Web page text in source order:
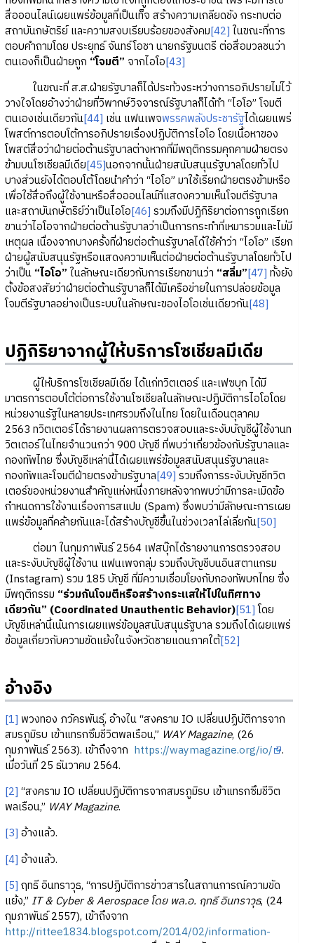
สื่อออนไลน์เผยแพร่ข้อมูลที่เป็นเท็จ สร้างความเกลียดชัง กระทบต่อ
สถาบันกษัตริย์ และความสงบเรียบร้อยของสังคม[42] ในขณะที่การ
ตอบคำถามโดย ประยุทธ์ จันทร์โอชา นายกรัฐมนตรี ต่อสื่อมวลชนว่า
ตนเองก็เป็นฝ่ายถูก “โจมตี” จากไอโอ[43]
ในขณะที่ ส.ส.ฝ่ายรัฐบาลก็ได้ประท้วงระหว่างการอภิปรายไม่ไว้
วางใจโดยอ้างว่าฝ่ายที่วิพากษ์วิจจารณ์รัฐบาลก็ได้ทำ “ไอโอ” โจมตี
ตนเองเช่นเดียวกัน[44] เช่น แฟนเพจพรรคพลังประชารัฐได้เผยแพร่
โพสต์การตอบโต้การอภิปรายเรื่องปฏิบัติการไอโอ โดยเนื้อหาของ
โพสต์สื่อว่าฝ่ายต่อต้านรัฐบาลต่างหากที่มีพฤติกรรมคุกคามฝ่ายตรง
ข้ามบนโซเชียลมีเดีย[45]นอกจากนั้นฝ่ายสนับสนุนรัฐบาลโดยทั่วไป
บางส่วนยังได้ตอบโต้โดยนำคำว่า “ไอโอ” มาใช้เรียกฝ่ายตรงข้ามหรือ
เพื่อใช้สื่อถึงผู้ใช้งานหรือสื่อออนไลน์ที่แสดงความเห็นโจมตีรัฐบาล
และสถาบันกษัตริย์ว่าเป็นไอโอ[46] รวมถึงมีปฏิกิริยาต่อการถูกเรียก
ขานว่าไอโอจากฝ่ายต่อต้านรัฐบาลว่าเป็นการกระทำที่เหมารวมและไม่มี
เหตุผล เนื่องจากบางครั้งที่ฝ่ายต่อต้านรัฐบาลได้ใช้คำว่า “ไอโอ” เรียก
ฝ่ายผู้สนับสนุนรัฐหรือแสดงความเห็นต่อฝ่ายต่อต้านรัฐบาลโดยทั่วไป
ว่าเป็น “ไอโอ” ในลักษณะเดียวกับการเรียกขานว่า “สลิ่ม”[47] ทั้งยัง
ตั้งข้อสงสัยว่าฝ่ายต่อต้านรัฐบาลก็ได้มีเครือข่ายในการปล่อยข้อมูล
โจมตีรัฐบาลอย่างเป็นระบบในลักษณะของไอโอเช่นเดียวกัน[48]
ปฏิกิริยาจากผู้ให้บริการโซเชียลมีเดีย
ผู้ให้บริการโซเชียลมีเดีย ได้แก่ทวิตเตอร์ และเฟซบุก ได้มี
มาตรการตอบโต้ต่อการใช้งานโซเชียลในลักษณะปฏิบัติการไอโอโดย
หน่วยงานรัฐในหลายประเทศรวมถึงในไทย โดยในเดือนตุลาคม
2563 ทวิตเตอร์ได้รายงานผลการตรวจสอบและระงับบัญชีผู้ใช้งานท
วิตเตอร์ในไทยจำนวนกว่า 900 บัญชี ที่พบว่าเกี่ยวข้องกับรัฐบาลและ
กองทัพไทย ซึ่งบัญชีเหล่านี้ได้เผยแพร่ข้อมูลสนับสนุนรัฐบาลและ
กองทัพและโจมตีฝ่ายตรงข้ามรัฐบาล[49] รวมถึงการระงับบัญชีทวิต
เตอร์ของหน่วยงานสำคัญแห่งหนึ่งภายหลังจากพบว่ามีการละเมิดข้อ
กำหนดการใช้งานเรื่องการสแปม (Spam) ซึ่งพบว่ามีลักษณะการเผย
แพร่ข้อมูลที่คล้ายกันและได้สร้างบัญชีขึ้นในช่วงเวลาไล่เลี่ยกัน[50]
ต่อมา ในกุมภาพันธ์ 2564 เฟสบุ๊กได้รายงานการตรวจสอบ
และระงับบัญชีผู้ใช้งาน แฟนเพจกลุ่ม รวมถึงบัญชีบนอินสตาแกรม
(Instagram) รวม 185 บัญชี ที่มีความเชื่อมโยงกับกองทัพบกไทย ซึ่ง
มีพฤติกรรม “ร่วมกันโจมตีหรือสร้างกระแสให้ไปในทิศทาง
เดียวกัน” (Coordinated Unauthentic Behavior)[51]โดย
บัญชีเหล่านี้เน้นการเผยแพร่ข้อมูลสนับสนุนรัฐบาล รวมถึงได้เผยแพร่
ข้อมูลเกี่ยวกับความขัดแย้งในจังหวัดชายแดนภาคใต้[52]
อ้างอิง
[1] พวงทอง ภวัครพันธุ์, อ้างใน “สงคราม IO เปลี่ยนปฏิบัติการจาก
สมรภูมิรบ เข้าแทรกซึมชีวิตพลเรือน,” WAY Magazine, (26
กุมภาพันธ์ 2563). เข้าถึงจาก https://waymagazine.org/io/ .
เมื่อวันที่ 25 ธันวาคม 2564.
[2] “สงคราม IO เปลี่ยนปฏิบัติการจากสมรภูมิรบ เข้าแทรกซึมชีวิต
พลเรือน,” WAY Magazine.
[3] อ้างแล้ว.
[4] อ้างแล้ว.
[5] ฤทธี อินทราวุธ, “การปฏิบัติการข่าวสารในสถานการณ์ความขัด
แย้ง,” IT & Cyber & Aerospace โดย พล.อ. ฤทธี อินทราวุธ, (24
กุมภาพันธ์ 2557), เข้าถึงจาก
http://rittee1834.blogspot.com/2014/02/information-